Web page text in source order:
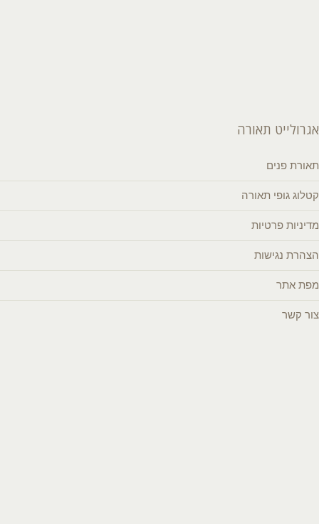
אגרולייט תאורה
תאורת פנים
קטלוג גופי תאורה
מדיניות פרטיות
הצהרת נגישות
מפת אתר
צור קשר